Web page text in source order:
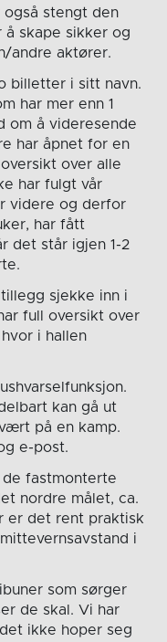
stengt den
skape sikker og
andre aktører.
billetter i sitt navn.
har mer enn 1
om å videresende
har åpnet for en
over alle
har fulgt vår
videre og derfor
har fått
det står igjen 1-2
sjekke inn i
full oversikt over
i hallen
kan gå ut
på en kamp.
e-post.
fastmonterte
nordre målet, ca.
er det rent praktisk
i
som sørger
de skal. Vi har
ikke hoper seg